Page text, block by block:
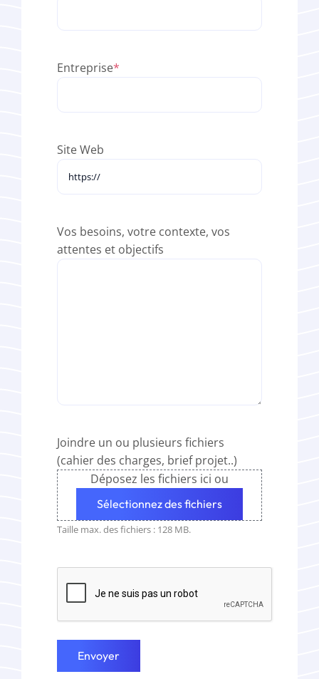
Entreprise*
Site Web
Vos besoins, votre contexte, vos
attentes et objectifs
Joindre un ou plusieurs fichiers
(cahier des charges, brief projet..)
Déposez les fichiers ici ou
Sélectionnez des fichiers
Taille max. des fichiers : 128 MB.
Envoyer